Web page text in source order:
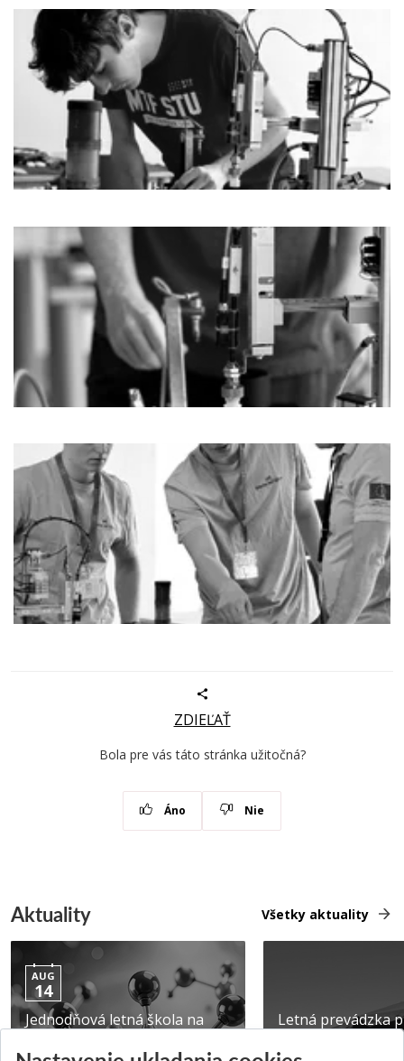
ZDIEĽAŤ
Bola pre vás táto stránka užitočná?
Áno Nie
Aktuality Všetky aktuality
AUG
14
Jednodňová letná škola na
Letná prevádzka